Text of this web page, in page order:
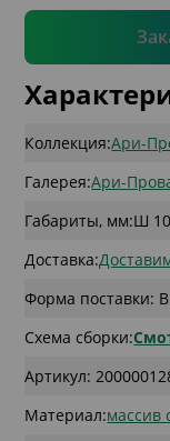
Коллекция:Ари-
Галерея:Ари-
Габариты, мм:Ш
Доставка:
Форма поставки:
Схема сборки:
Артикул:
Материал:массив